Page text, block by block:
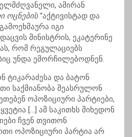
ამირან
ოცნების “აქტივისტად და
იგი
მინისტრის, ეკატერინე
რომ რეგულაციებს
უნდა ემორჩილებოდნენ.
ტიკარაძესა და ბატონ
საქმიანობა შეასრულონ
ოპოზიციური პარტიები,
[…] ამ საკითხს მიხედონ
ჩვენ თვითონ
ოპოზიციური პარტია არ